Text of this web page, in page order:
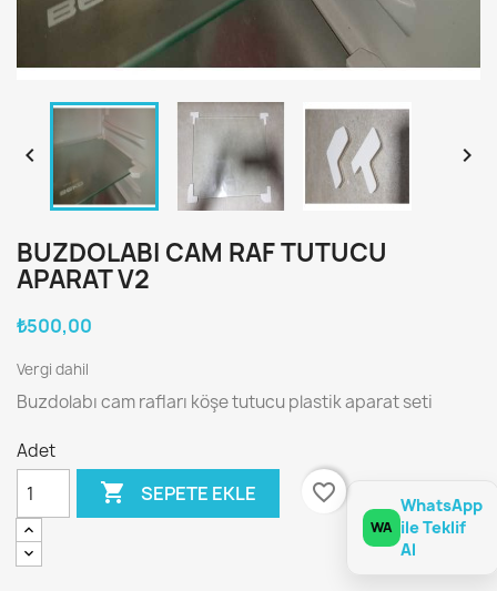
 
BUZDOLABI CAM RAF TUTUCU
APARAT V2
₺500,00
Vergi dahil
Buzdolabı cam rafları köşe tutucu plastik aparat seti
Adet
 SEPETE EKLE favorite_border
WA
WhatsApp
ile Teklif
Al